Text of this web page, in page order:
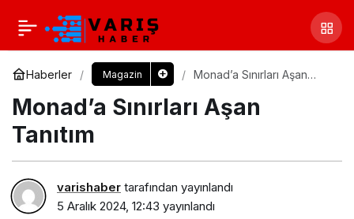
Haberler Magazin
Monad’a Sınırları Aşan
Monad’a Sınırları Aşan
Tanıtım
varishaber tarafından yayınlandı
5 Aralık 2024, 12:43 yayınlandı